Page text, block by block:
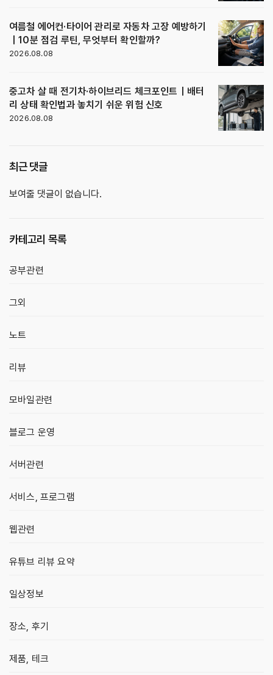
여름철 에어컨·타이어 관리로 자동차 고장 예방하기
｜10분 점검 루틴, 무엇부터 확인할까?
2026.08.08
중고차 살 때 전기차·하이브리드 체크포인트｜배터
리 상태 확인법과 놓치기 쉬운 위험 신호
2026.08.08
최근 댓글
보여줄 댓글이 없습니다.
카테고리 목록
공부관련
그외
노트
리뷰
모바일관련
블로그 운영
서버관련
서비스, 프로그램
웹관련
유튜브 리뷰 요약
일상정보
장소, 후기
제품, 테크